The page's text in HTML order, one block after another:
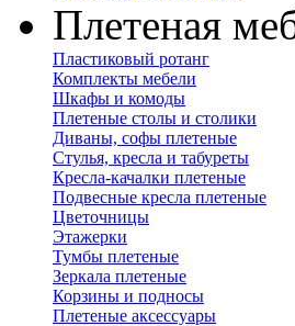
Плетеная
Пластиковый ротанг
Комплекты мебели
Шкафы и комоды
Плетеные столы и столики
Диваны, софы плетеные
Стулья, кресла и табуреты
Кресла-качалки плетеные
Подвесные кресла плетеные
Цветочницы
Этажерки
Тумбы плетеные
Зеркала плетеные
Корзины и подносы
Плетеные аксессуары